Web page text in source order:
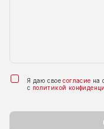
Я даю своесогласие на
с политикой